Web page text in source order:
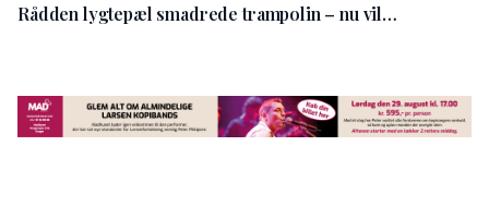
Rådden lygtepæl smadrede trampolin – nu vil